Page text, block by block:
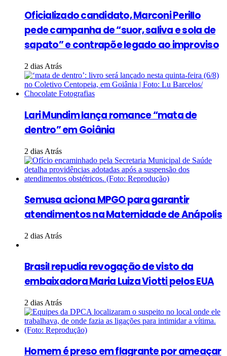
Oficializado candidato, Marconi Perillo
pede campanha de “suor, saliva e sola de
sapato” e contrapõe legado ao improviso
2 dias Atrás
Lari Mundim lança romance “mata de
dentro” em Goiânia
2 dias Atrás
Semusa aciona MPGO para garantir
atendimentos na Maternidade de Anápolis
2 dias Atrás
Brasil repudia revogação de visto da
embaixadora Maria Luiza Viotti pelos EUA
2 dias Atrás
Homem é preso em flagrante por ameaçar